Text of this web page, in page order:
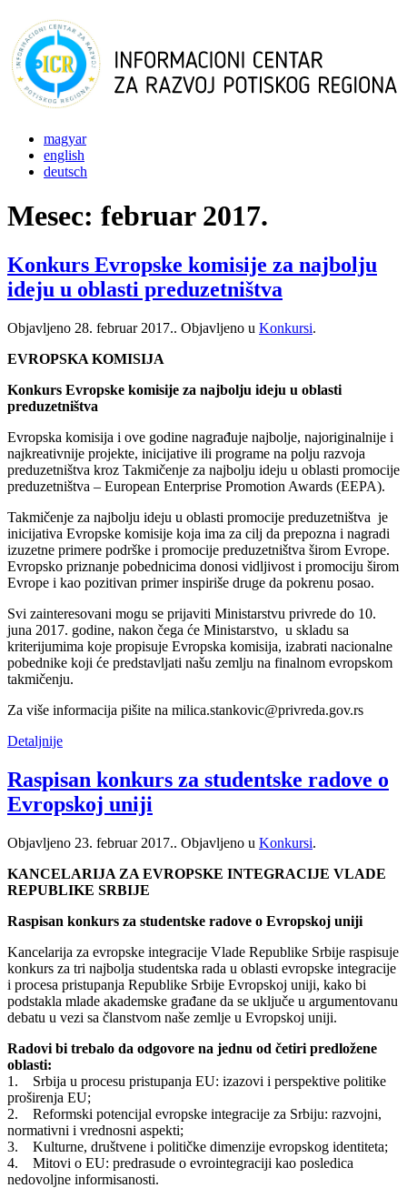
magyar
english
deutsch
Mesec: februar 2017.
Konkurs Evropske komisije za najbolju
ideju u oblasti preduzetništva
Objavljeno 28. februar 2017.. Objavljeno u Konkursi.
EVROPSKA KOMISIJA
Konkurs Evropske komisije za najbolju ideju u oblasti
preduzetništva
Evropska komisija i ove godine nagrađuje najbolje, najoriginalnije i
najkreativnije projekte, inicijative ili programe na polju razvoja
preduzetništva kroz Takmičenje za najbolju ideju u oblasti promocije
preduzetništva – European Enterprise Promotion Awards (EEPA).
Takmičenje za najbolju ideju u oblasti promocije preduzetništva je
inicijativa Evropske komisije koja ima za cilj da prepozna i nagradi
izuzetne primere podrške i promocije preduzetništva širom Evrope.
Evropsko priznanje pobednicima donosi vidljivost i promociju širom
Evrope i kao pozitivan primer inspiriše druge da pokrenu posao.
Svi zainteresovani mogu se prijaviti Ministarstvu privrede do 10.
juna 2017. godine, nakon čega će Ministarstvo, u skladu sa
kriterijumima koje propisuje Evropska komisija, izabrati nacionalne
pobednike koji će predstavljati našu zemlju na finalnom evropskom
takmičenju.
Za više informacija pišite na milica.stankovic@privreda.gov.rs
Detaljnije
Raspisan konkurs za studentske radove o
Evropskoj uniji
Objavljeno 23. februar 2017.. Objavljeno u Konkursi.
KANCELARIJA ZA EVROPSKE INTEGRACIJE VLADE
REPUBLIKE SRBIJE
Raspisan konkurs za studentske radove o Evropskoj uniji
Kancelarija za evropske integracije Vlade Republike Srbije raspisuje
konkurs za tri najbolja studentska rada u oblasti evropske integracije
i procesa pristupanja Republike Srbije Evropskoj uniji, kako bi
podstakla mlade akademske građane da se uključe u argumentovanu
debatu u vezi sa članstvom naše zemlje u Evropskoj uniji.
Radovi bi trebalo da odgovore na jednu od četiri predložene
oblasti:
1. Srbija u procesu pristupanja EU: izazovi i perspektive politike
proširenja EU;
2. Reformski potencijal evropske integracije za Srbiju: razvojni,
normativni i vrednosni aspekti;
3. Kulturne, društvene i političke dimenzije evropskog identiteta;
4. Mitovi o EU: predrasude o evrointegraciji kao posledica
nedovoljne informisanosti.